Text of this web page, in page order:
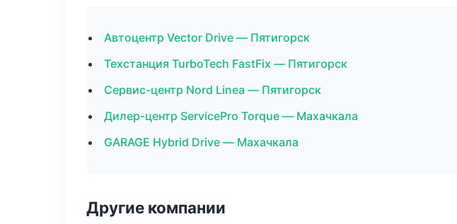
Автоцентр Vector Drive — Пятигорск
Техстанция TurboTech FastFix — Пятигорск
Сервис-центр Nord Linea — Пятигорск
Дилер-центр ServicePro Torque — Махачкала
GARAGE Hybrid Drive — Махачкала
Другие компании